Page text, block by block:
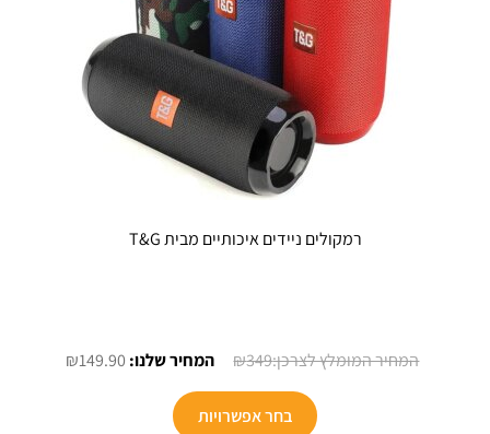
רמקולים ניידים איכותיים מבית T&G
₪349
המחיר
המקורי
היה:
₪149.90
בחר אפשרויות
למוצר